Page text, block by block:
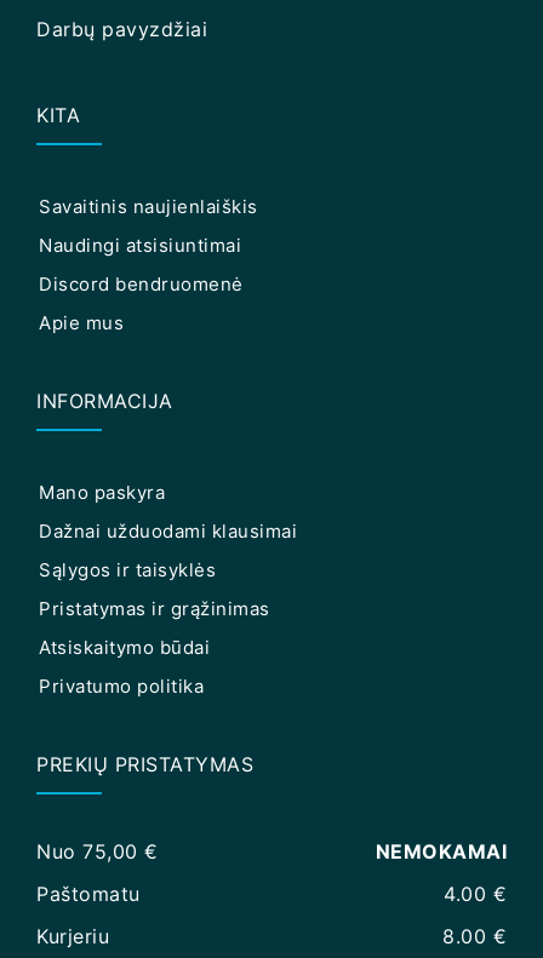
Darbų pavyzdžiai
KITA
Savaitinis naujienlaiškis
Naudingi atsisiuntimai
Discord bendruomenė
Apie mus
INFORMACIJA
Mano paskyra
Dažnai užduodami klausimai
Sąlygos ir taisyklės
Pristatymas ir grąžinimas
Atsiskaitymo būdai
Privatumo politika
PREKIŲ PRISTATYMAS
Nuo 75,00 €
NEMOKAMAI
Paštomatu
4.00 €
Kurjeriu
8.00 €